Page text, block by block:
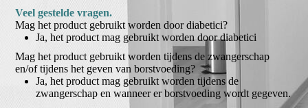
Veel gestelde vragen.
Mag het product gebruikt worden door diabetici?
Ja, het product mag gebruikt worden door diabetici
Mag het product gebruikt worden tijdens de zwangerschap
en/of tijdens het geven van borstvoeding?
Ja, het product mag gebruikt worden tijdens de
zwangerschap en wanneer er borstvoeding wordt gegeven.